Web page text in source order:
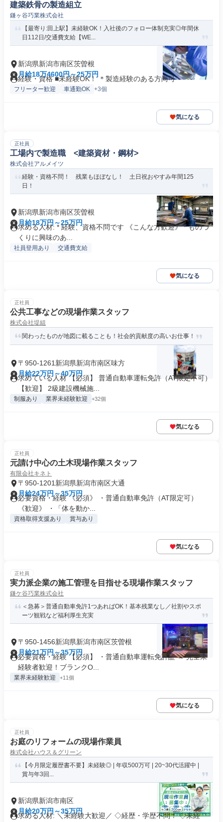
建築鉄骨の製造組立
鎌ヶ谷巧業株式会社
【最寄り:田上駅】未経験OK！入社後のフォロー体制充実◎年間休
日112日/交通費支給【WE...
新潟県新潟市南区茨曽根
月給18万4600円～25万円
経験・資格 ■未経験OK！ ＊製造経験のある方尚可
フリーター歓迎 車通勤OK +3個
気になる
正社員
工場内で製造職 <建築資材・鋼材>
株式会社アルメイツ
経験・資格不問！ 残業もほぼなし！ 土日祝おやすみ年間125
日！
新潟県新潟市南区茨曽根
月給18万円～25万円
求める人材: * 経験、資格不問です 《こんな方歓迎》 * ものづ
くりに興味のあ...
社員登用あり 交通費支給
気になる
正社員
公共工事などの現場作業スタッフ
株式会社堤組
関わったものが地図に載ることも！社会的貢献度の高いお仕事！
〒950-1261新潟県新潟市南区味方
月給22万円～40万円
求めている人材 【必須】 普通自動車運転免許（AT限定不可）
【歓迎】 2級建設機械施...
制服あり 業界未経験歓迎 +32個
気になる
正社員
元請け中心の土木現場作業スタッフ
有限会社キネト
〒950-1201新潟県新潟市南区大通
月給24万円～35万円
必要資格・経験 《必須》 ・普通自動車免許（AT限定可）
《歓迎》 ・「体を動か...
資格取得支援あり 賞与あり
気になる
正社員
実力派企業の施工管理を目指せる現場作業スタッフ
鎌ケ谷巧業株式会社
＜急募＞普通自動車免許1つあればOK！基本残業なし／社割やスポ
ーツ観戦など福利厚生充実
〒950-1456新潟県新潟市南区茨曽根
月給21万円～35万円
必要資格・経験 【必須】 ・普通自動車運転免許証 → 完全未
経験者歓迎！ブランクO...
業界未経験歓迎 +11個
気になる
正社員
お庭のリフォームの現場作業員
株式会社ハウス＆グリーン
【今月限定履歴書不要】未経験◎ | 年収500万可 | 20~30代活躍中 |
賞与年3回...
新潟県新潟市南区
月給20万円～35万円
求める人材: ＼未経験大歓迎／ ◇経歴・学歴不問！ ◇未経